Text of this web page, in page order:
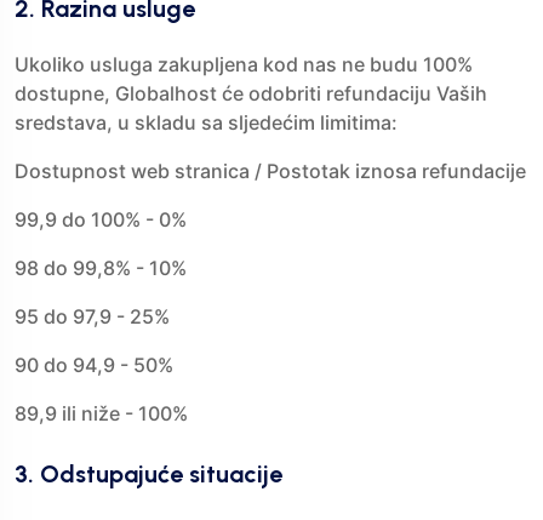
2. Razina usluge
Ukoliko usluga zakupljena kod nas ne budu 100%
dostupne, Globalhost će odobriti refundaciju Vaših
sredstava, u skladu sa sljedećim limitima:
Dostupnost web stranica / Postotak iznosa refundacije
99,9 do 100% - 0%
98 do 99,8% - 10%
95 do 97,9 - 25%
90 do 94,9 - 50%
89,9 ili niže - 100%
3. Odstupajuće situacije